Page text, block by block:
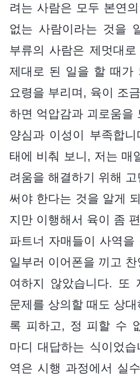
려는 사람은 모두 본연
없는 사람이라는 것을
부류의 사람은 제멋대
제대로 된 일을 할 때가
요령을 부리며, 육이 조
하면 억압감과 괴로움을
양심과 이성이 부족합
태에 비춰 보니, 저는 매
려움을 해결하기 위해
써야 한다는 것을 알게
지만 이행해서 육이 좀
파트너 자매들이 사역
일부러 이어폰을 끼고
여하지 않았습니다. 또
문제를 상의할 때도 상
록 피하고, 정 피할 수
마디 대답하는 식이었
역은 시행 과정에서 실